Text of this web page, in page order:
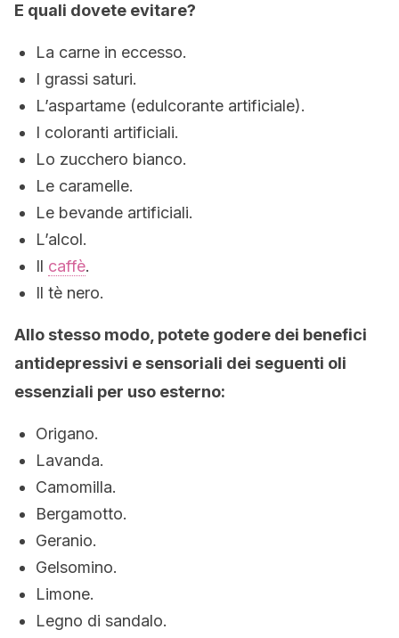
E quali dovete evitare?
La carne in eccesso.
I grassi saturi.
L’aspartame (edulcorante artificiale).
I coloranti artificiali.
Lo zucchero bianco.
Le caramelle.
Le bevande artificiali.
L’alcol.
Il caffè.
Il tè nero.
Allo stesso modo, potete godere dei benefici
antidepressivi e sensoriali dei seguenti oli
essenziali per uso esterno:
Origano.
Lavanda.
Camomilla.
Bergamotto.
Geranio.
Gelsomino.
Limone.
Legno di sandalo.